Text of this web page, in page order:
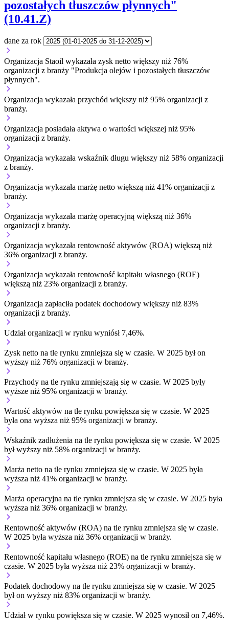
pozostałych tłuszczów płynnych"
(10.41.Z)
dane za rok
Organizacja Staoil wykazała zysk netto większy niż 76%
organizacji z branży "Produkcja olejów i pozostałych tłuszczów
płynnych".
Organizacja wykazała przychód większy niż 95% organizacji z
branży.
Organizacja posiadała aktywa o wartości większej niż 95%
organizacji z branży.
Organizacja wykazała wskaźnik długu większy niż 58% organizacji
z branży.
Organizacja wykazała marżę netto większą niż 41% organizacji z
branży.
Organizacja wykazała marżę operacyjną większą niż 36%
organizacji z branży.
Organizacja wykazała rentowność aktywów (ROA) większą niż
36% organizacji z branży.
Organizacja wykazała rentowność kapitału własnego (ROE)
większą niż 23% organizacji z branży.
Organizacja zapłaciła podatek dochodowy większy niż 83%
organizacji z branży.
Udział organizacji w rynku wyniósł 7,46%.
Zysk netto na tle rynku zmniejsza się w czasie. W 2025 był on
wyższy niż 76% organizacji w branży.
Przychody na tle rynku zmniejszają się w czasie. W 2025 były
wyższe niż 95% organizacji w branży.
Wartość aktywów na tle rynku powiększa się w czasie. W 2025
była ona wyższa niż 95% organizacji w branży.
Wskaźnik zadłużenia na tle rynku powiększa się w czasie. W 2025
był wyższy niż 58% organizacji w branży.
Marża netto na tle rynku zmniejsza się w czasie. W 2025 była
wyższa niż 41% organizacji w branży.
Marża operacyjna na tle rynku zmniejsza się w czasie. W 2025 była
wyższa niż 36% organizacji w branży.
Rentowność aktywów (ROA) na tle rynku zmniejsza się w czasie.
W 2025 była wyższa niż 36% organizacji w branży.
Rentowność kapitału własnego (ROE) na tle rynku zmniejsza się w
czasie. W 2025 była wyższa niż 23% organizacji w branży.
Podatek dochodowy na tle rynku zmniejsza się w czasie. W 2025
był on wyższy niż 83% organizacji w branży.
Udział w rynku powiększa się w czasie. W 2025 wynosił on 7,46%.